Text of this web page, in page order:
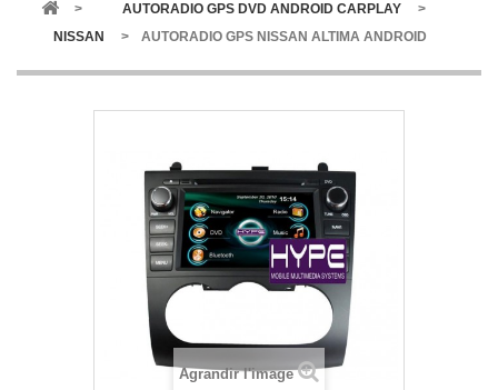
> AUTORADIO GPS DVD ANDROID CARPLAY
>
NISSAN
> AUTORADIO GPS NISSAN ALTIMA ANDROID
Agrandir l'image